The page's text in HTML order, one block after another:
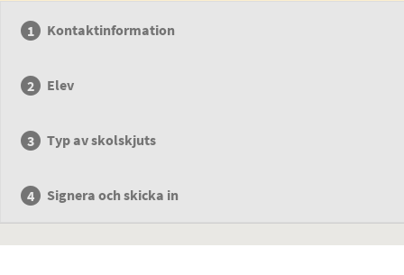
Kontaktinformation
Elev
Typ av skolskjuts
Signera och skicka in